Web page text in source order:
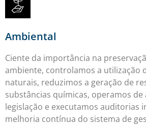
Ambiental
Ciente da importância na
ambiente, controlamos a utilização
naturais, reduzimos a geração de
substâncias químicas, operamos de
legislação e executamos auditorias
melhoria contínua do sistema de